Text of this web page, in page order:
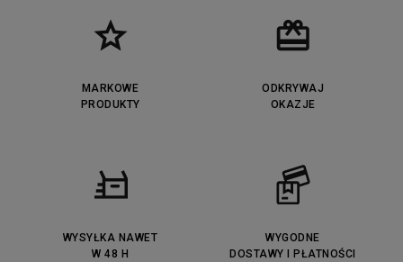
MARKOWE
PRODUKTY
ODKRYWAJ
OKAZJE
WYSYŁKA NAWET
W 48 H
WYGODNE
DOSTAWY I PŁATNOŚCI